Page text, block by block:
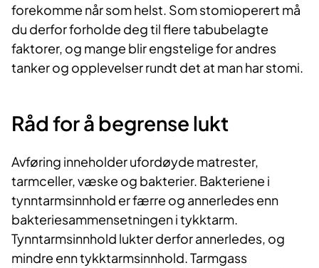
forekomme når som helst. Som stomioperert må
du derfor forholde deg til flere tabubelagte
faktorer, og mange blir engstelige for andres
tanker og opplevelser rundt det at man har stomi.
Råd for å begrense lukt
Avføring inneholder ufordøyde matrester,
tarmceller, væske og bakterier. Bakteriene i
tynntarmsinnhold er færre og annerledes enn
bakteriesammensetningen i tykktarm.
Tynntarmsinnhold lukter derfor annerledes, og
mindre enn tykktarmsinnhold. Tarmgass